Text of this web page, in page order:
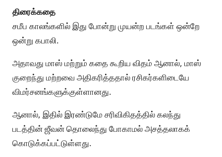
திரைக்கதை
சமீப காலங்களில் இது போன்று முயன்ற படங்கள் ஒன்றே
ஒன்று கபாலி.
அதாவது மாஸ் மற்றும் கதை கூறிய விதம் ஆனால், மாஸ்
குறைந்து மற்றவை அதிகரித்ததால் ரசிகர்களிடையே
விமர்சனங்களுக்குள்ளானது.
ஆனால், இதில் இரண்டுமே சரிவிகிதத்தில் கலந்து
படத்தின் ஜீவன் தொலைந்து போகாமல் அசத்தலாகக்
கொடுக்கப்பட்டுள்ளது.